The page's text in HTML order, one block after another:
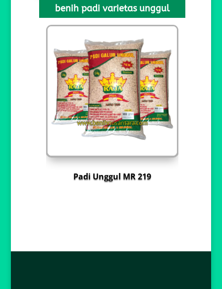
benih padi varietas unggul
Padi Unggul MR 219